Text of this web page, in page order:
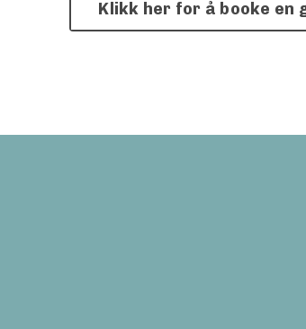
Klikk her for å booke